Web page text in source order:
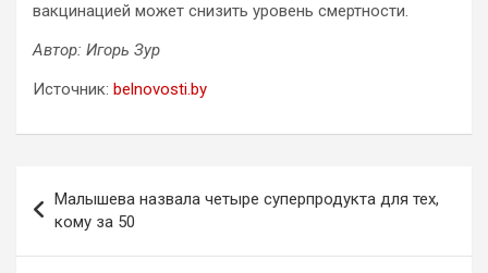
вакцинацией может снизить уровень смертности.
Автор: Игорь Зур
Источник: belnovosti.by
по
записям
Малышева назвала четыре суперпродукта для тех,
кому за 50